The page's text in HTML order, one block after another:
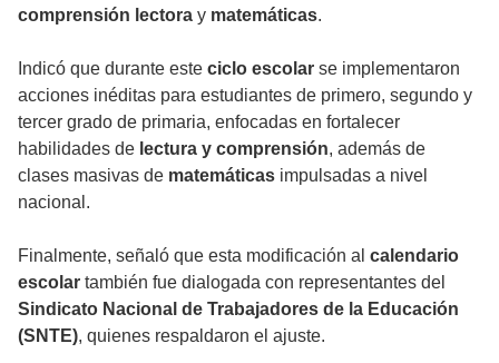
comprensión lectora y matemáticas.
Indicó que durante este ciclo escolar se implementaron
acciones inéditas para estudiantes de primero, segundo y
tercer grado de primaria, enfocadas en fortalecer
habilidades de lectura y comprensión, además de
clases masivas de matemáticas impulsadas a nivel
nacional.
Finalmente, señaló que esta modificación al calendario
escolar también fue dialogada con representantes del
Sindicato Nacional de Trabajadores de la Educación
(SNTE), quienes respaldaron el ajuste.